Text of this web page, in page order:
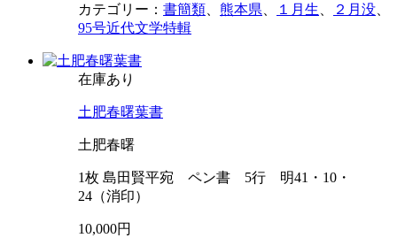
カテゴリー： 書簡類 熊本県 １月生 ２月没
95号近代文学特輯
在庫あり
土肥春曙葉書
土肥春曙
1枚 島田賢平宛 ペン書 5行 明41・10・
24（消印）
10,000円